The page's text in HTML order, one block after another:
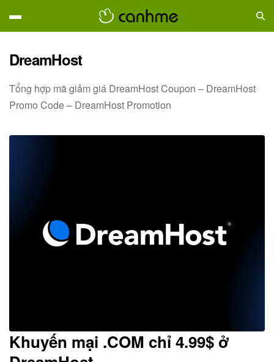
DreamHost
Tổng hợp mã giảm giá DreamHost Coupon – DreamHost
Promo Code – DreamHost Promotion
Khuyến mại .COM chỉ 4.99$ ở